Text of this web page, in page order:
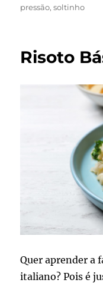
em
pressão,soltinho
Risoto
Quer aprender a
italiano? Pois é